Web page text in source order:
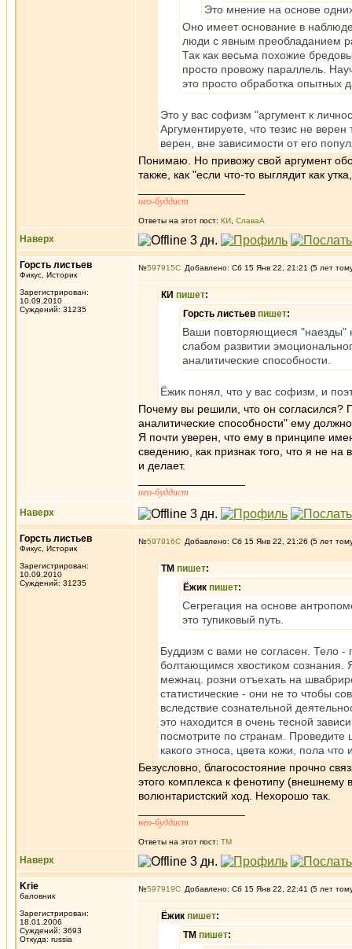
Это мнение на основе
Оно имеет основание в
люди с явным преобладанием
Так как весьма похожие
просто провожу параллель.
это просто обработка опытных
Это у вас софизм "аргумент к
Аргументируете, что тезис не
верен, вне зависимости от его
Понимаю. Но привожу свой аргумент
также, как "если что-то выглядит как
нео-буддист
Ответы на этот пост: КИ СлаваА
Наверх
Горсть листьев
Фикус, Историк
Зарегистрирован:
10.09.2010
Суждений: 31235
№597915 Добавлено: Сб 15 Янв 22, 21:21 (5 лет
КИ пишет:
Горсть листьев пишет:
Ваши повторяющиеся "наезды"
слабом развитии
аналитические способности.
Ёжик понял, что у вас софизм, и
Почему вы решили, что он согласился?
аналитические способности" ему
Я почти уверен, что ему в принципе
сведению, как признак того, что я не
и делает.
нео-буддист
Наверх
Горсть листьев
Фикус, Историк
Зарегистрирован:
10.09.2010
Суждений: 31235
№597916 Добавлено: Сб 15 Янв 22, 21:26 (5 лет
ТМ пишет:
Ёжик пишет:
Сегрегация на основе
это тупиковый путь.
Буддизм с вами не согласен. Тело
болтающимся хвостиком сознания.
межнац. розни отъехать на
статистические - они не то чтобы
вследствие сознательной
это находится в очень тесной
посмотрите по странам.
какого этноса, цвета кожи, пола что
Безусловно, благосостояние прочно
этого комплекса к фенотипу (внешнему
волюнтаристский ход. Нехорошо так.
нео-буддист
Ответы на этот пост: ТМ
Наверх
Krie
баловник
Зарегистрирован:
18.01.2006
Суждений: 3693
Откуда: russia
№597919 Добавлено: Сб 15 Янв 22, 22:41 (5 лет
Ёжик пишет:
ТМ пишет: